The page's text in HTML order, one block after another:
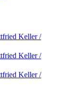
Keller /
Keller /
Keller /